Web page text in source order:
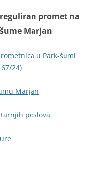
promet na
Marjan
u Park-šumi
24)
Marjan
poslova